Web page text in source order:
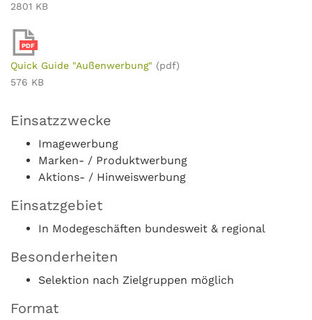
2801 KB
PDF
Quick Guide "Außenwerbung" (pdf)
576 KB
Einsatzzwecke
Imagewerbung
Marken- / Produktwerbung
Aktions- / Hinweiswerbung
Einsatzgebiet
In Modegeschäften bundesweit & regional
Besonderheiten
Selektion nach Zielgruppen möglich
Format